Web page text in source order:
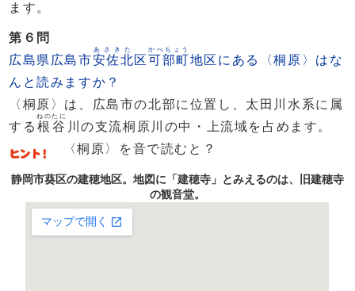
ます。
第６問
広島県広島市安佐北
あさきた
区可部町
かべちょう
地区にある〈桐原〉はな
んと読みますか？
〈桐原〉は、広島市の北部に位置し、太田川水系に属
する 根谷
ねのたに
川の支流桐原川の中・上流域を占めます。
〈桐原〉を音で読むと？
静岡市葵区の建穂地区。地図に「建穂寺」とみえるのは、旧建穂寺
の観音堂。